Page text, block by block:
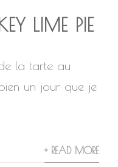
LIME PIE
la tarte au
un jour que je
+ READ MORE